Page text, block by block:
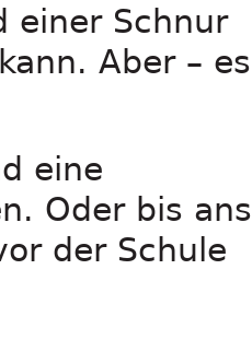
einer Schnur
Aber – es
eine
Oder bis ans
der Schule